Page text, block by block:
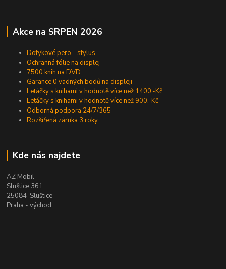
Akce na SRPEN 2026
Dotykové pero - stylus
Ochranná fólie na displej
7500 knih na DVD
Garance 0 vadných bodů na displeji
Letáčky s knihami v hodnotě více než 1400,-Kč
Letáčky s knihami v hodnotě více než 900,-Kč
Odborná podpora 24/7/365
Rozšířená záruka 3 roky
Kde nás najdete
AZ Mobil
Sluštice 361
25084 Sluštice
Praha - východ